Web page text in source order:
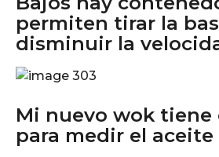
permiten tirar la
disminuir la
Mi nuevo wok tiene
para medir el aceite